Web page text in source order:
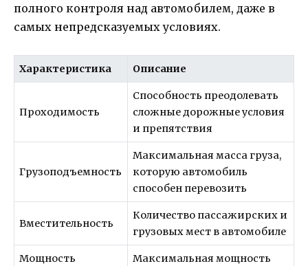
полного контроля над автомобилем, даже в
самых непредсказуемых условиях.
Характеристика Описание
Проходимость
Способность преодолевать
сложные дорожные условия
и препятствия
Грузоподъемность
Максимальная масса груза,
которую автомобиль
способен перевозить
Вместительность
Количество пассажирских и
грузовых мест в автомобиле
Мощность
Максимальная мощность